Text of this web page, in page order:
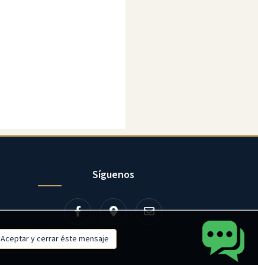
Aceptar y cerrar éste mensaje
Síguenos
×